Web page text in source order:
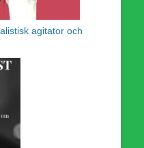
agitator och